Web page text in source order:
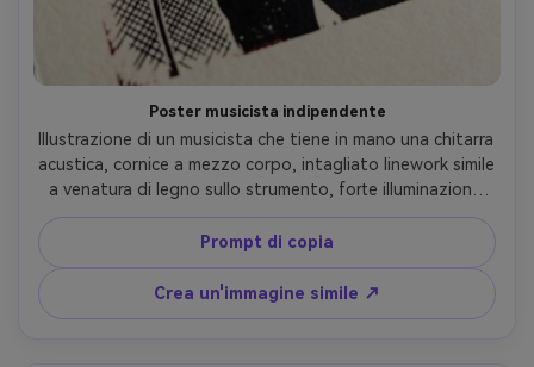
Poster musicista indipendente
Illustrazione di un musicista che tiene in mano una chitarra
acustica, cornice a mezzo corpo, intagliato linework simile
a venatura di legno sullo strumento, forte illuminazione
della silhouette, densa ombreggiatura del portello dietro
la figura, elementi di scena minimi, inchiostro nero con un
singolo colore di accento (rosso profondo), carta
strutturata e leggero sanguinamento di inchiostro ai
bordi, energia classica del gig-poster, obiettivo da 85
Prompt di copia
Crea un'immagine simile ↗